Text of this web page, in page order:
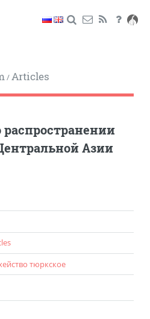
/Articles
распространении
Азии
тюркское